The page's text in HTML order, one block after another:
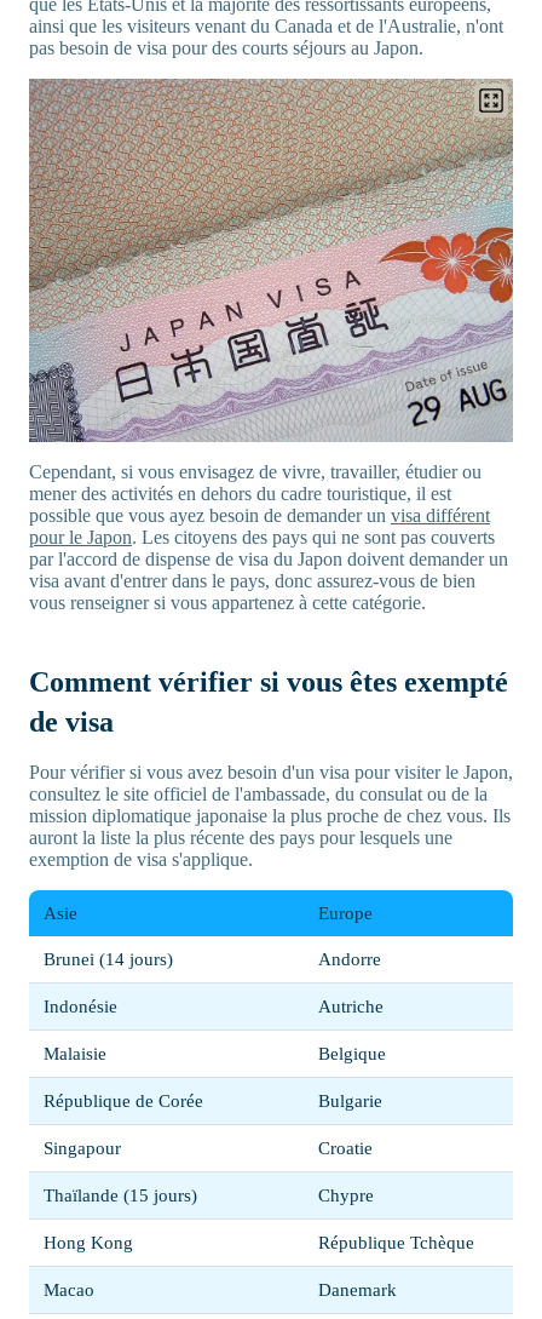
que les États-Unis et la majorité des ressortissants européens,
ainsi que les visiteurs venant du Canada et de l'Australie, n'ont
pas besoin de visa pour des courts séjours au Japon.
Cependant, si vous envisagez de vivre, travailler, étudier ou
mener des activités en dehors du cadre touristique, il est
possible que vous ayez besoin de demander un visa différent
pour le Japon. Les citoyens des pays qui ne sont pas couverts
par l'accord de dispense de visa du Japon doivent demander un
visa avant d'entrer dans le pays, donc assurez-vous de bien
vous renseigner si vous appartenez à cette catégorie.
Comment vérifier si vous êtes exempté
de visa
Pour vérifier si vous avez besoin d'un visa pour visiter le Japon,
consultez le site officiel de l'ambassade, du consulat ou de la
mission diplomatique japonaise la plus proche de chez vous. Ils
auront la liste la plus récente des pays pour lesquels une
exemption de visa s'applique.
Asie Europe
Brunei (14 jours) Andorre
Indonésie Autriche
Malaisie Belgique
République de Corée Bulgarie
Singapour Croatie
Thaïlande (15 jours) Chypre
Hong Kong République Tchèque
Macao Danemark